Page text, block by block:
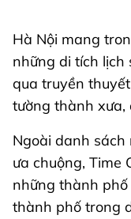
Hà Nội mang
những di tích lịch
qua truyền
tường thành xưa,
Ngoài danh
ưa chuộng, Time
những thành
thành phố trong